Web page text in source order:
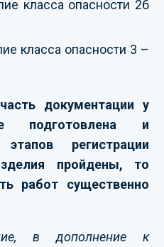
класса опасности 2б
класса опасности 3 –
документации у
подготовлена и
регистрации
пройдены, то
работ существенно
в дополнение к